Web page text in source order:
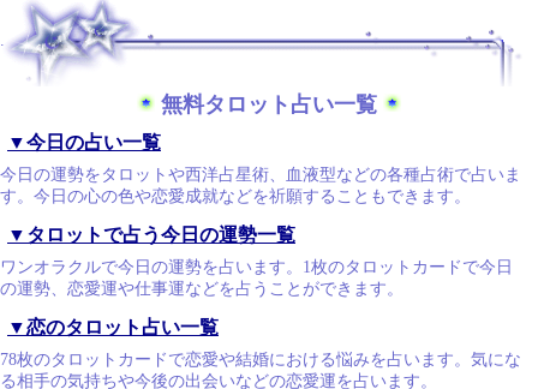
無料タロット占い一覧
▼今日の占い一覧
今日の運勢をタロットや西洋占星術、血液型などの各種占術で占いま
す。今日の心の色や恋愛成就などを祈願することもできます。
▼タロットで占う今日の運勢一覧
ワンオラクルで今日の運勢を占います。1枚のタロットカードで今日
の運勢、恋愛運や仕事運などを占うことができます。
▼恋のタロット占い一覧
78枚のタロットカードで恋愛や結婚における悩みを占います。気にな
る相手の気持ちや今後の出会いなどの恋愛運を占います。